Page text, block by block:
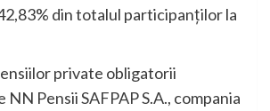
din totalul participanților la
private obligatorii
Pensii SAFPAP S.A., compania